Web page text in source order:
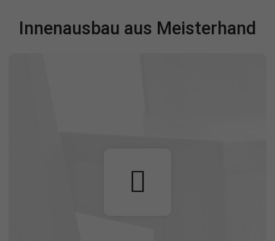
Innenausbau aus Meisterhand